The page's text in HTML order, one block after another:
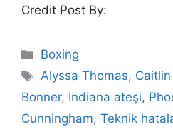
Credit Post By:
Categories
Boxing
Tags
Alyssa Thomas,
Bonner, Indiana ateşi,
Cunningham, Teknik